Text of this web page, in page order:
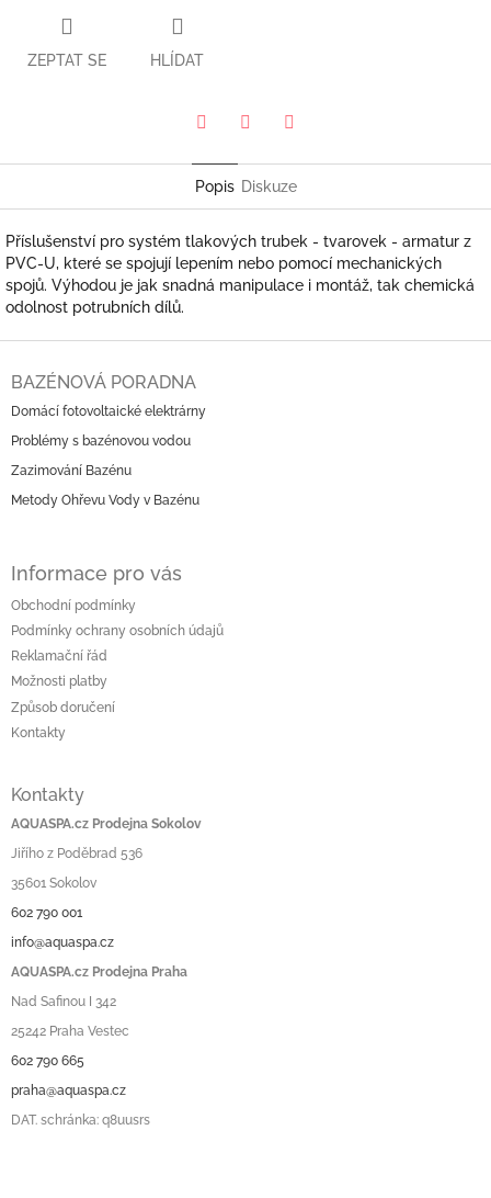
ZEPTAT SE HLÍDAT
Popis Diskuze
Příslušenství pro systém tlakových trubek - tvarovek - armatur z
PVC-U, které se spojují lepením nebo pomocí mechanických
spojů. Výhodou je jak snadná manipulace i montáž, tak chemická
odolnost potrubních dílů.
BAZÉNOVÁ PORADNA
Domácí fotovoltaické elektrárny
Problémy s bazénovou vodou
Zazimování Bazénu
Metody Ohřevu Vody v Bazénu
Informace pro vás
Obchodní podmínky
Podmínky ochrany osobních údajů
Reklamační řád
Možnosti platby
Způsob doručení
Kontakty
Kontakty
AQUASPA.cz Prodejna Sokolov
Jiřího z Poděbrad 536
35601 Sokolov
602 790 001
info@aquaspa.cz
AQUASPA.cz Prodejna Praha
Nad Safinou I 342
25242 Praha Vestec
602 790 665
praha@aquaspa.cz
DAT. schránka: q8uusrs